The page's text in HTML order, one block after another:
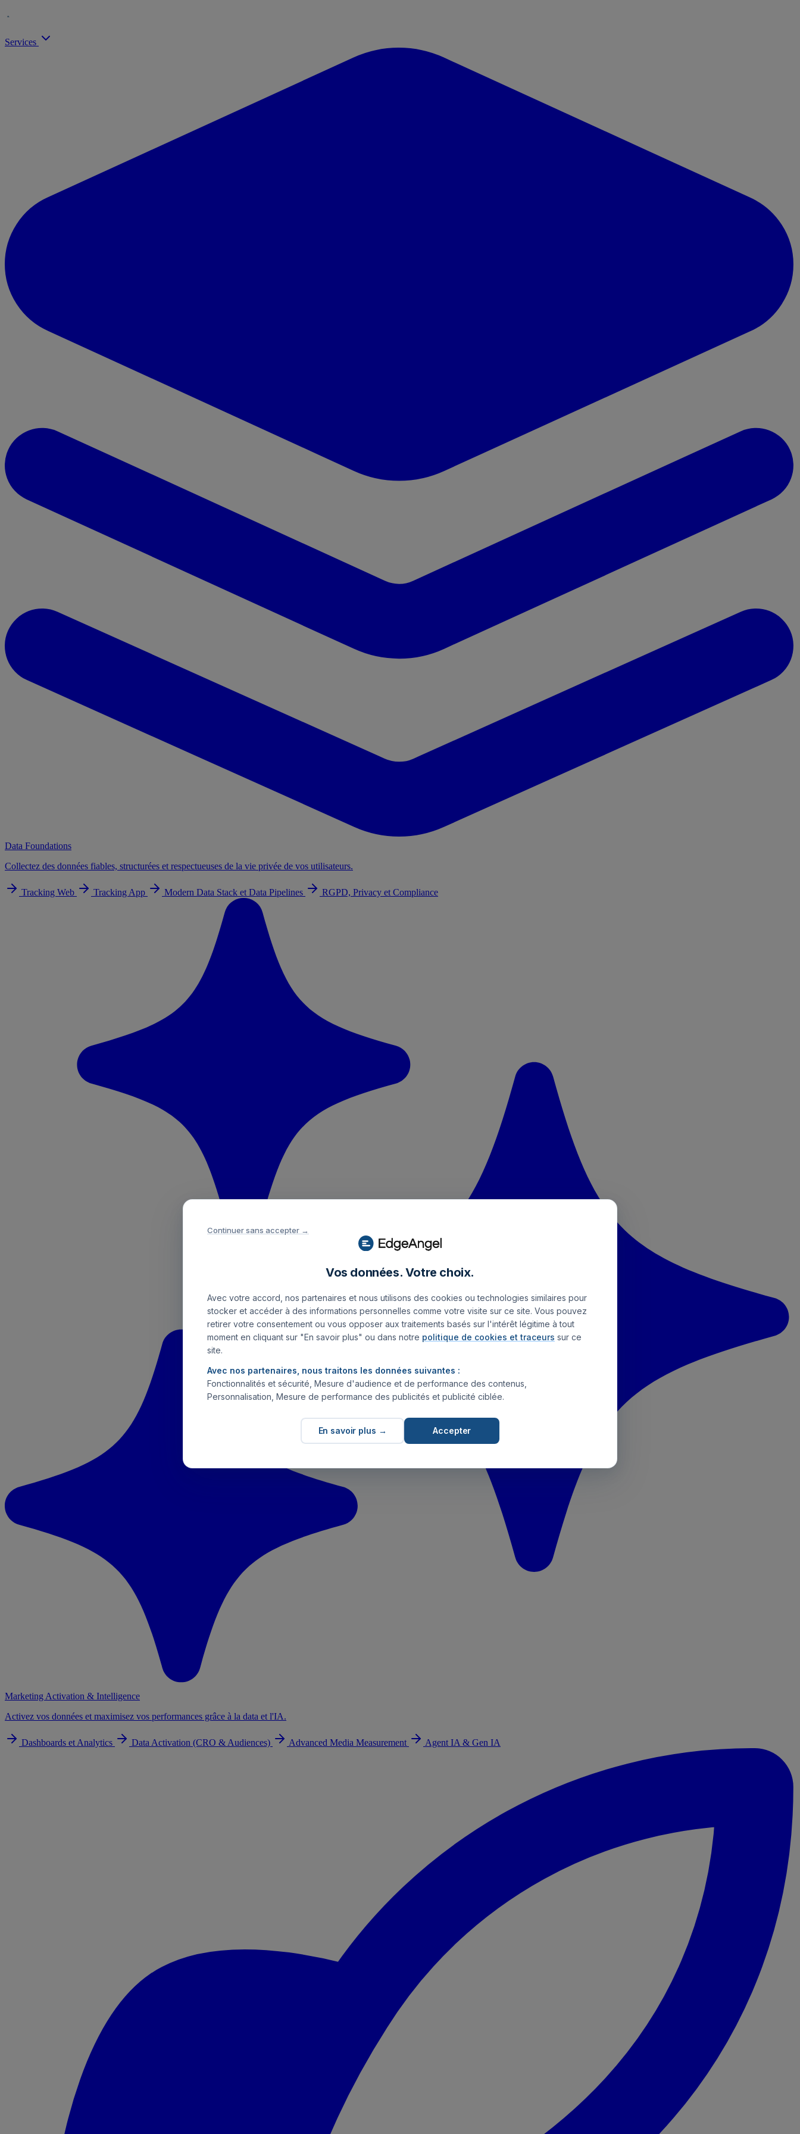
Services
Data Foundations
Collectez des données fiables, structurées et respectueuses de la vie privée de vos utilisateurs.
Tracking Web Tracking App Modern Data Stack et Data Pipelines RGPD, Privacy et Compliance
Marketing Activation & Intelligence
Activez vos données et maximisez vos performances grâce à la data et l'IA.
Dashboards et Analytics Data Activation (CRO & Audiences) Advanced Media Measurement Agent IA & Gen IA
Continuer sans accepter →
Vos données. Votre choix.
Avec votre accord, nos partenaires et nous utilisons des cookies ou technologies similaires pour
stocker et accéder à des informations personnelles comme votre visite sur ce site. Vous pouvez
retirer votre consentement ou vous opposer aux traitements basés sur l'intérêt légitime à tout
moment en cliquant sur "En savoir plus" ou dans notre politique de cookies et traceurs sur ce
site.
Avec nos partenaires, nous traitons les données suivantes :
Fonctionnalités et sécurité, Mesure d'audience et de performance des contenus,
Personnalisation, Mesure de performance des publicités et publicité ciblée.
En savoir plus → Accepter